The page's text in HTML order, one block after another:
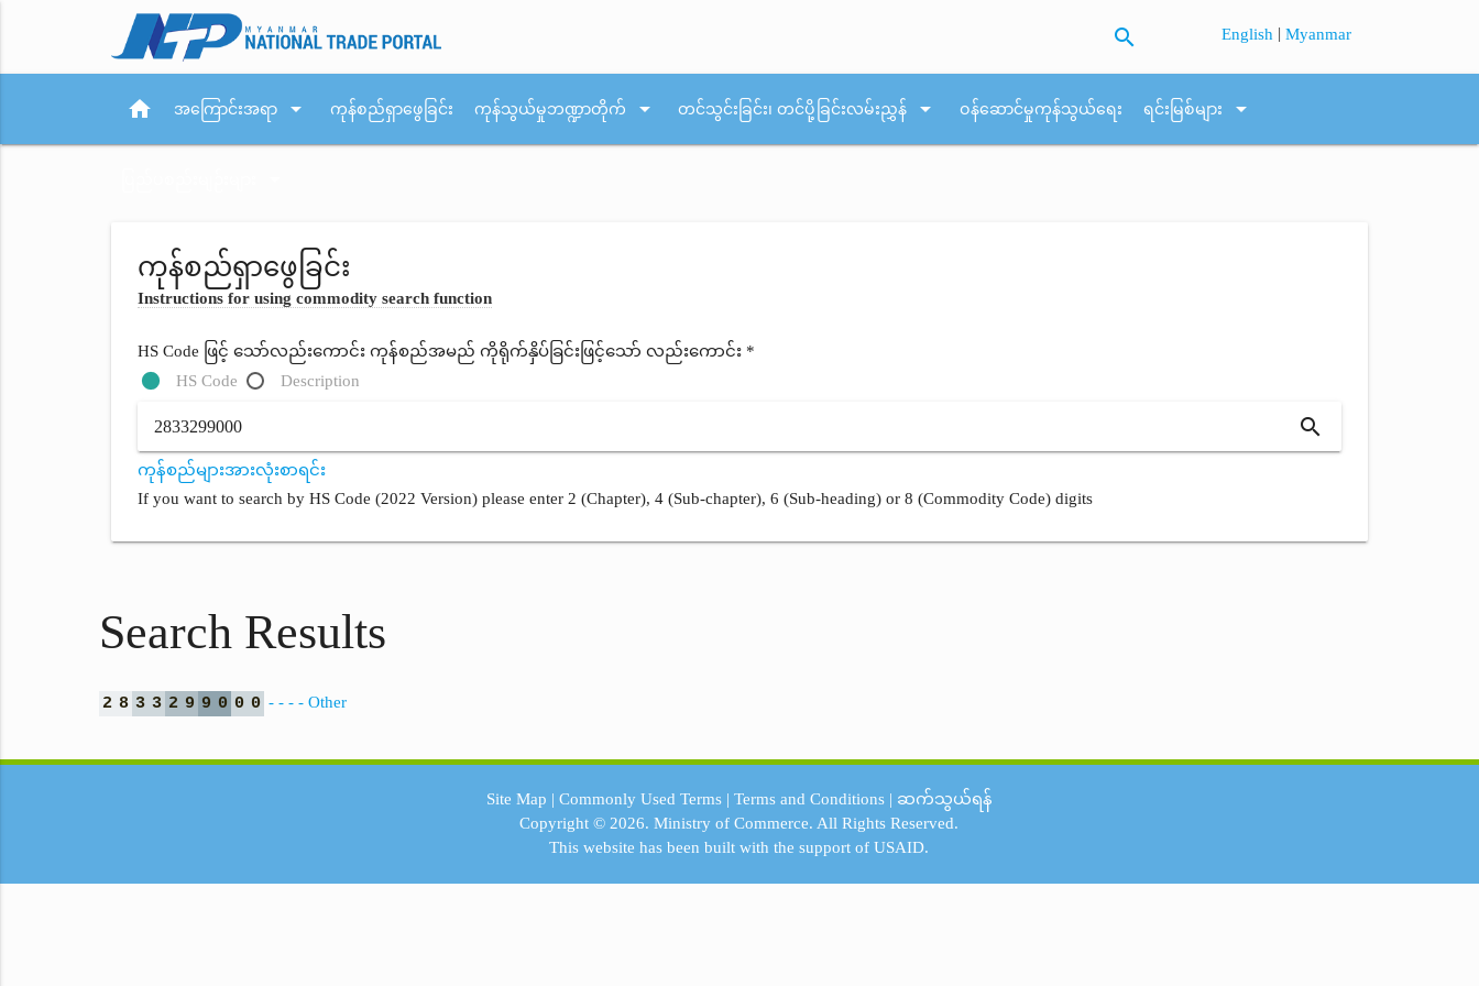
search English |Myanmar
home အကြောင်းအရာ arrow_drop_down ကုန်စည်ရှာဖွေခြင်း ကုန်သွယ်မှုဘဏ္ဍာတိုက် arrow_drop_down တင်သွင်းခြင်း၊ တင်ပို့ခြင်းလမ်းညွှန် arrow_drop_down ဝန်ဆောင်မှုကုန်သွယ်ရေး ရင်းမြစ်များ arrow_drop_down
ကုန်စည်ရှာဖွေခြင်း
Instructions for using commodity search function
HS Code ဖြင့် သော်လည်းကောင်း ကုန်စည်အမည် ကိုရိုက်နှိပ်ခြင်းဖြင့်သော် လည်းကောင်း *
HS Code
Description
search
ကုန်စည်များအားလုံးစာရင်း
If you want to search by HS Code (2022 Version) please enter 2 (Chapter), 4 (Sub-chapter), 6 (Sub-heading) or 8 (Commodity Code) digits
Search Results
2 8 3 3 2 9 9 0 0 0 - - - - Other
Site Map | Commonly Used Terms| Terms and Conditions| ဆက်သွယ်ရန်
Copyright © 2026.Ministry of Commerce. All Rights Reserved.
This website has been built with the support ofUSAID.